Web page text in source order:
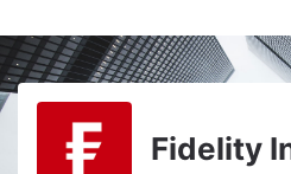
Fidelity